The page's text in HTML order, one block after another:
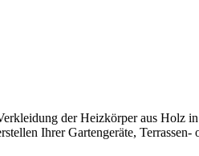
der Heizkörper aus Holz
Ihrer Gartengeräte,